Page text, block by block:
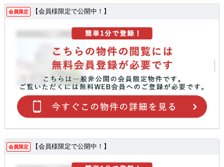
会員限定 【会員様限定で公開中！】
会員限定 【会員様限定で公開中！】